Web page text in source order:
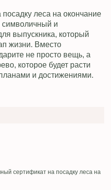
леса на окончание
символичный и
выпускника, который
жизни. Вместо
не просто вещь, а
которое будет расти
и достижениями.
сертификат на посадку леса на